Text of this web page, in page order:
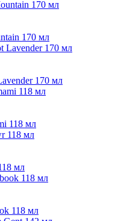
170 мл
170 мл
118 мл
мл
118 мл